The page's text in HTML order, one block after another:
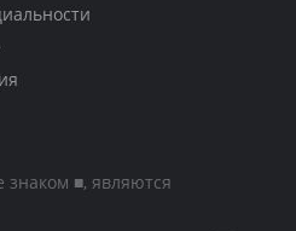
■, являются